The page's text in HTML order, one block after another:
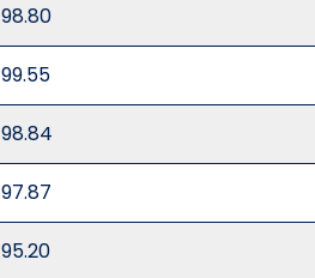
98.80
99.55
98.84
97.87
95.20